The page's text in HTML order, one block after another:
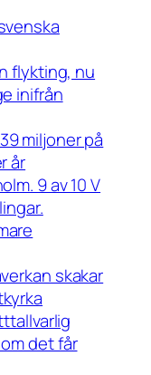
flykting, nu
inifrån
miljoner på
år
9 av 10 V
skakar
det får